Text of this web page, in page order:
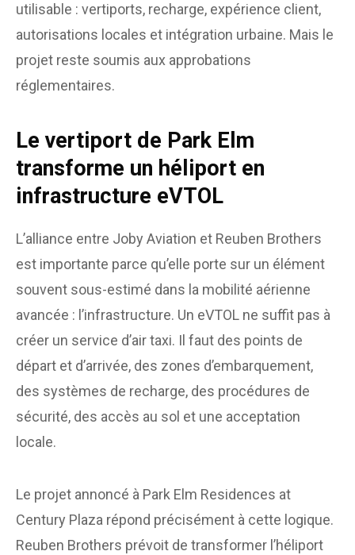
utilisable : vertiports, recharge, expérience client,
autorisations locales et intégration urbaine. Mais le
projet reste soumis aux approbations
réglementaires.
Le vertiport de Park Elm
transforme un héliport en
infrastructure eVTOL
L’alliance entre Joby Aviation et Reuben Brothers
est importante parce qu’elle porte sur un élément
souvent sous-estimé dans la mobilité aérienne
avancée : l’infrastructure. Un eVTOL ne suffit pas à
créer un service d’air taxi. Il faut des points de
départ et d’arrivée, des zones d’embarquement,
des systèmes de recharge, des procédures de
sécurité, des accès au sol et une acceptation
locale.
Le projet annoncé à Park Elm Residences at
Century Plaza répond précisément à cette logique.
Reuben Brothers prévoit de transformer l’héliport